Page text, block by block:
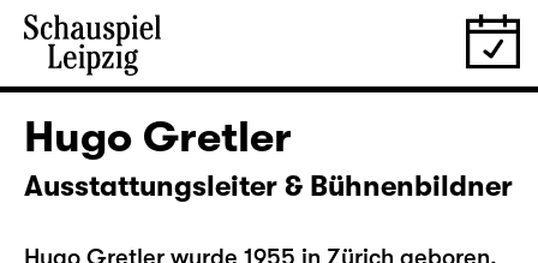
Hugo Gretler
Ausstattungsleiter & Bühnenbildner